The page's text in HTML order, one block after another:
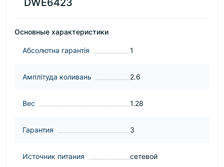
DWE6423
Основные характеристики
Абсолютна гарантія 1
Амплітуда коливань 2.6
Вес 1.28
Гарантия 3
Источник питания сетевой